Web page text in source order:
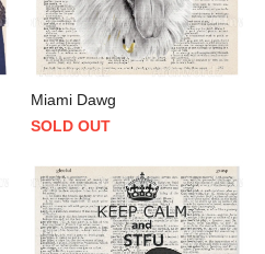
Miami Dawg
SOLD OUT